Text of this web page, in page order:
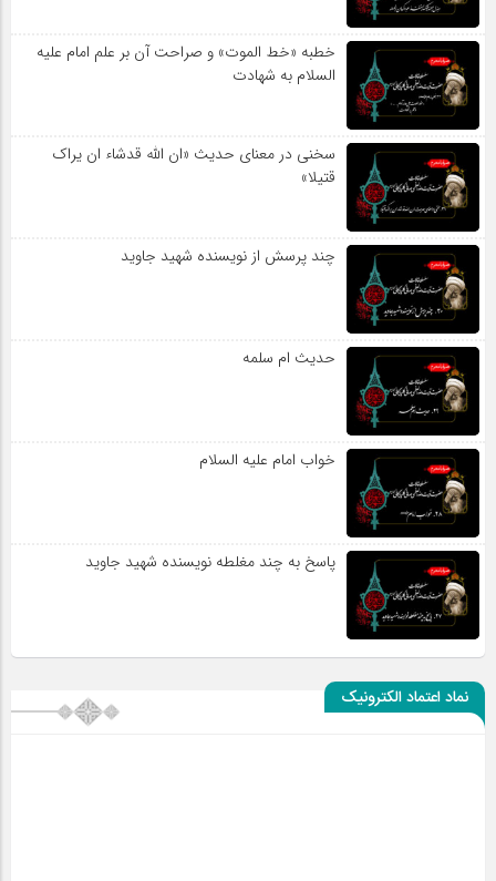
خطبه «خط الموت» و صراحت آن بر علم امام علیه
السلام به شهادت
سخنی در معنای حدیث «ان الله قدشاء ان یراک
قتیلا»
چند پرسش از نویسنده شهید جاوید
حدیث ام سلمه
خواب امام علیه السلام
پاسخ به چند مغلطه نویسنده شهید جاوید
نماد اعتماد الکترونیک